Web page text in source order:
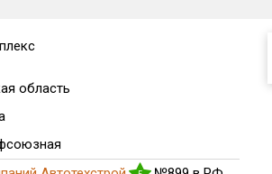
область